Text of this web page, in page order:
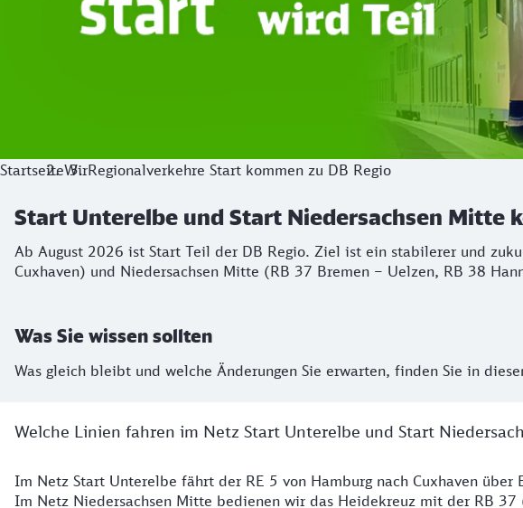
StartseiteWirRegionalverkehre Start kommen zu DB Regio
Start Unterelbe und Start Niedersachsen Mitte
Ab August 2026 ist Start Teil der DB Regio. Ziel ist ein stabilerer und
Cuxhaven) und Niedersachsen Mitte (RB 37 Bremen – Uelzen, RB 38
Was Sie wissen sollten
Was gleich bleibt und welche Änderungen Sie erwarten, finden Sie in
Welche Linien fahren im Netz Start Unterelbe und Start
Details
Im Netz Start Unterelbe fährt der RE 5 von Hamburg nach Cuxhaven über
Im Netz Niedersachsen Mitte bedienen wir das Heidekreuz mit der RB